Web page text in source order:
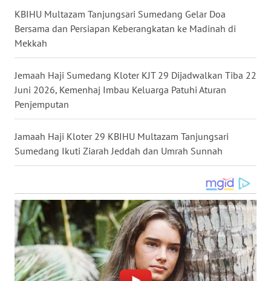
KBIHU Multazam Tanjungsari Sumedang Gelar Doa
Bersama dan Persiapan Keberangkatan ke Madinah di
Mekkah
Jemaah Haji Sumedang Kloter KJT 29 Dijadwalkan Tiba 22
Juni 2026, Kemenhaj Imbau Keluarga Patuhi Aturan
Penjemputan
Jamaah Haji Kloter 29 KBIHU Multazam Tanjungsari
Sumedang Ikuti Ziarah Jeddah dan Umrah Sunnah
WN
BENGKULU
LAMPUNG
WN
JATENG
WN
NUSANTARA
WN
JOGJA
WN
JATIM